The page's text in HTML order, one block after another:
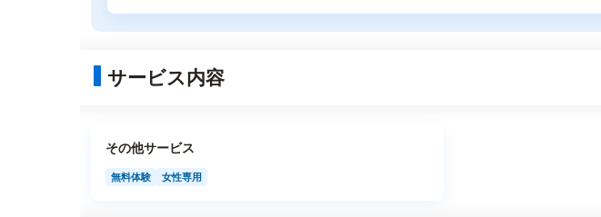
サービス内容
その他サービス
無料体験 女性専用